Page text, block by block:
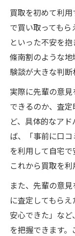
買取を初めて利
で買い取ってもら
といった不安を
條南割のような
験談が大きな判断
実際に先輩の意
できるのか、査
ど、具体的なア
ば、「事前に口
を利用して自宅
これから買取を利
また、先輩の意
に査定してもら
安心できた」な
を把握できます